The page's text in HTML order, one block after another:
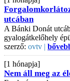
utcában
A Bánki Donát
gyalogátkelőhely
szerző: ovtv |
[1 hónapja]
Nem áll meg az